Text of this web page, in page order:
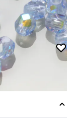
niedostępny